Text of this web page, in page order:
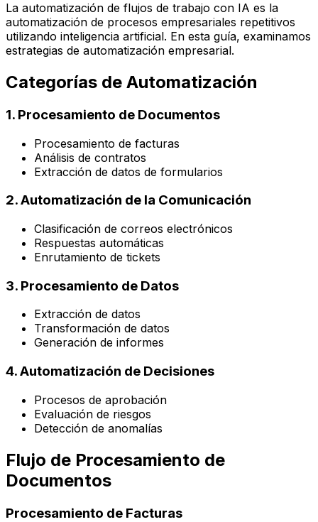
La automatización de flujos de trabajo con IA es la
automatización de procesos empresariales repetitivos
utilizando inteligencia artificial. En esta guía, examinamos
estrategias de automatización empresarial.
Categorías de Automatización
1. Procesamiento de Documentos
Procesamiento de facturas
Análisis de contratos
Extracción de datos de formularios
2. Automatización de la Comunicación
Clasificación de correos electrónicos
Respuestas automáticas
Enrutamiento de tickets
3. Procesamiento de Datos
Extracción de datos
Transformación de datos
Generación de informes
4. Automatización de Decisiones
Procesos de aprobación
Evaluación de riesgos
Detección de anomalías
Flujo de Procesamiento de
Documentos
Procesamiento de Facturas